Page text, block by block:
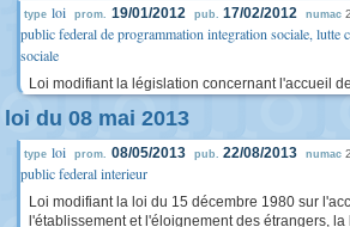
type loi prom. 19/01/2012 pub. 17/02/2012 numac
public federal de programmation integration sociale, lutte
sociale
Loi modifiant la législation concernant l'accueil
loi du 08 mai 2013
type loi prom. 08/05/2013 pub. 22/08/2013 numac
public federal interieur
Loi modifiant la loi du 15 décembre 1980 sur
l'établissement et l'éloignement des étrangers,